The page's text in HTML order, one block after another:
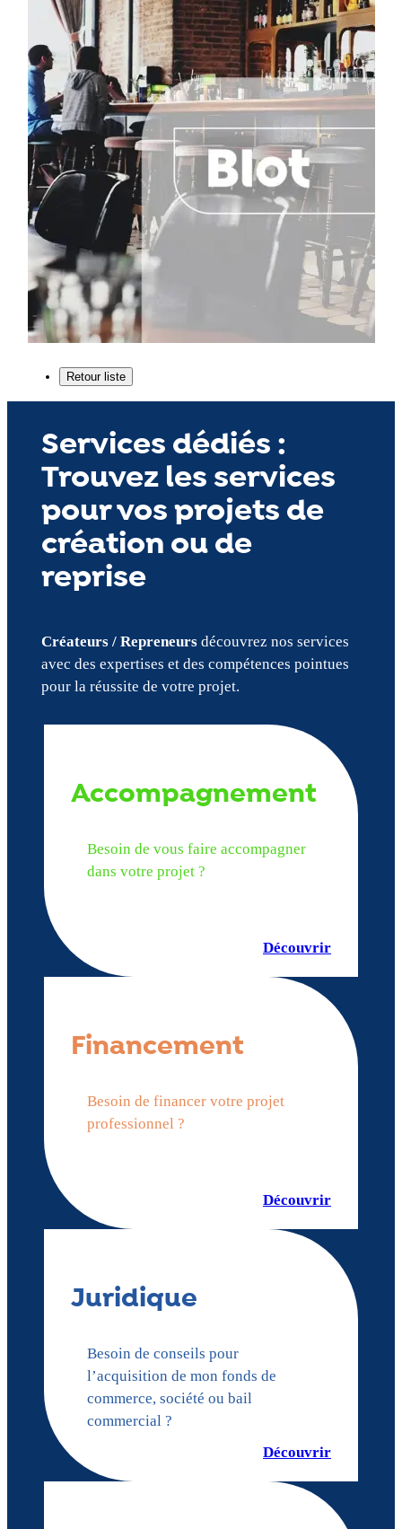
Services dédiés :
Trouvez les services
pour vos projets de
création ou de
reprise
Créateurs / Repreneursdécouvrez nos services
avec des expertises et des compétences pointues
pour la réussite de votre projet.
Accompagnement
Besoin de vous faire accompagner
dans votre projet ?
Découvrir
Financement
Besoin de financer votre projet
professionnel ?
Découvrir
Juridique
Besoin de conseils pour
l’acquisition de mon fonds de
commerce, société ou bail
commercial ?
Découvrir